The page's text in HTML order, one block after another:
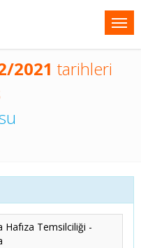
2021 tarihleri
Temsilciliği -